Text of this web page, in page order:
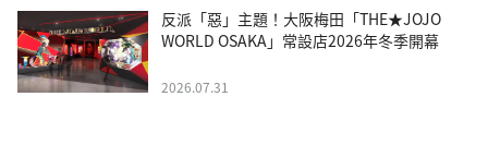
反派「惡」主題！大阪梅田「THE★JOJO
WORLD OSAKA」常設店2026年冬季開幕
2026.07.31